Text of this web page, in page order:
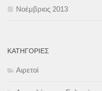
Νοέμβριος 2013
KΑΤΗΓΟΡΊΕΣ
Αιρετοί